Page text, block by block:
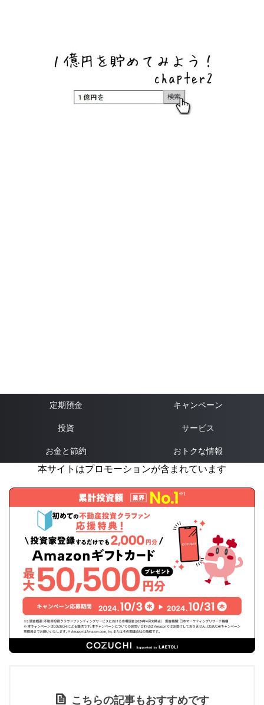
定期預金 キャンペーン
投資 サービス
お金と節約 おトクな情報
本サイトはプロモーションが含まれています
こちらの記事もおすすめです